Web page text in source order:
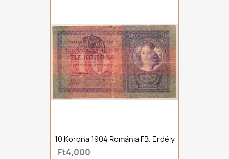
10 Korona 1904 Románia FB. Erdély
Ft4,000